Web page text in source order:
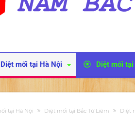
Diệt mối tại Hà Nội Diệt mối
tại Hà Nội Diệt mối tại Bắc Từ Liêm
Diệt